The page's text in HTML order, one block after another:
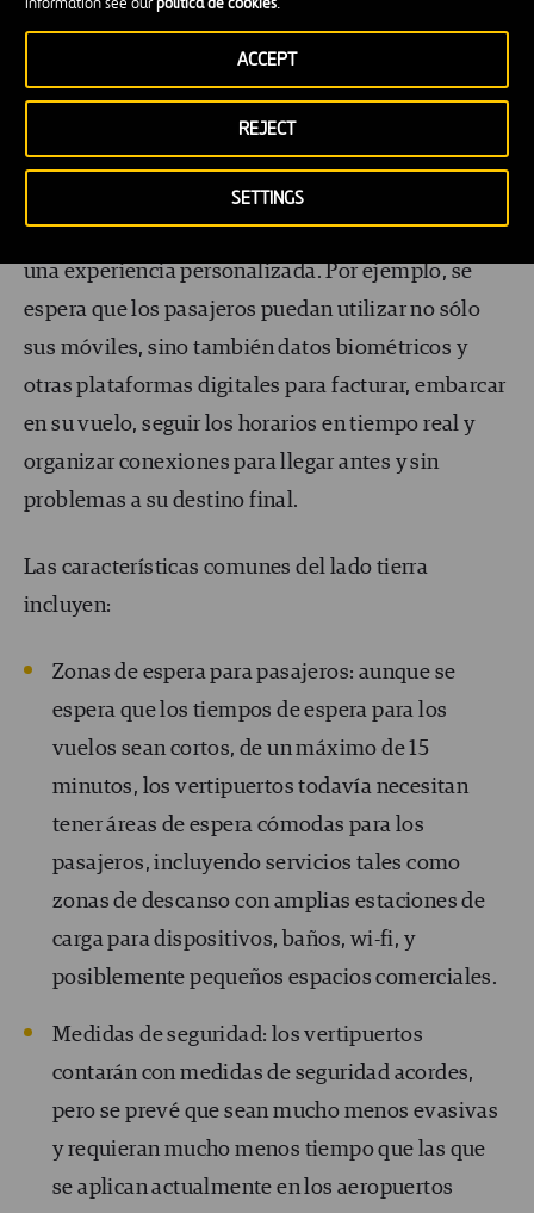
information see ourpolítica de cookies.
SETTINGS
REJECT
ACCEPT
sostenibilidad de esta nueva forma de transporte.
Otro elemento importante de un vertipuerto de
Ferrovial será la integración de tecnologías
avanzadas. Esto incluye el uso de la
automatización y la inteligencia artificial para
agilizar las operaciones y ofrecer a los pasajeros
una experiencia personalizada. Por ejemplo, se
espera que los pasajeros puedan utilizar no sólo
sus móviles, sino también datos biométricos y
otras plataformas digitales para facturar, embarcar
en su vuelo, seguir los horarios en tiempo real y
organizar conexiones para llegar antes y sin
problemas a su destino final.
Las características comunes del lado tierra
incluyen:
Zonas de espera para pasajeros: aunque se
espera que los tiempos de espera para los
vuelos sean cortos, de un máximo de 15
minutos, los vertipuertos todavía necesitan
tener áreas de espera cómodas para los
pasajeros, incluyendo servicios tales como
zonas de descanso con amplias estaciones de
carga para dispositivos, baños, wi-fi, y
posiblemente pequeños espacios comerciales.
Medidas de seguridad: los vertipuertos
contarán con medidas de seguridad acordes,
pero se prevé que sean mucho menos evasivas
y requieran mucho menos tiempo que las que
se aplican actualmente en los aeropuertos